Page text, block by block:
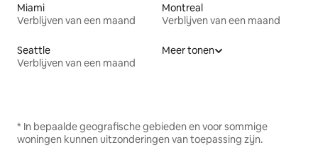
Miami
Verblijven van een maand
Montreal
Verblijven van een maand
Seattle
Verblijven van een maand
Meer tonen
* In bepaalde geografische gebieden en voor sommige
woningen kunnen uitzonderingen van toepassing zijn.